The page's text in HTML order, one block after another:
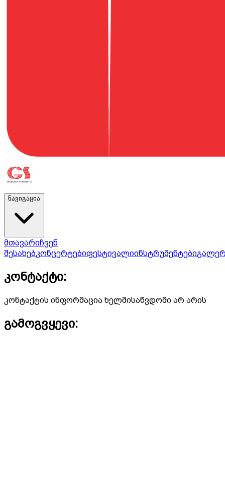
ნავიგაცია
მთავარიჩვენ
შესახებკონცერტებიფესტივალიინსტრუმენტები
კონტაქტი:
კონტაქტის ინფორმაცია ხელმისაწვდომი არ არის
გამოგვყევი: